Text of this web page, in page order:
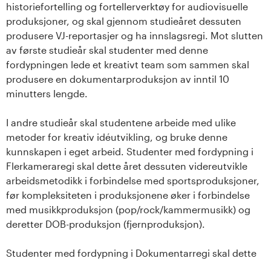
n
n
a
n
d
e
t
historiefortelling og fortellerverktøy for audiovisuelle
produksjoner, og skal gjennom studieåret dessuten
produsere VJ-reportasjer og ha innslagsregi. Mot slutten
av første studieår skal studenter med denne
fordypningen lede et kreativt team som sammen skal
produsere en dokumentarproduksjon av inntil 10
minutters lengde.
I andre studieår skal studentene arbeide med ulike
metoder for kreativ idéutvikling, og bruke denne
kunnskapen i eget arbeid. Studenter med fordypning i
Flerkameraregi skal dette året dessuten videreutvikle
arbeidsmetodikk i forbindelse med sportsproduksjoner,
før kompleksiteten i produksjonene øker i forbindelse
med musikkproduksjon (pop/rock/kammermusikk) og
deretter DOB-produksjon (fjernproduksjon).
Studenter med fordypning i Dokumentarregi skal dette